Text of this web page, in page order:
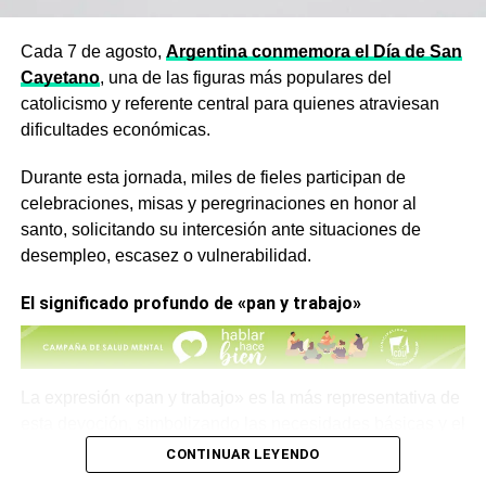
Cada 7 de agosto, Argentina conmemora el Día de San
Cayetano, una de las figuras más populares del
catolicismo y referente central para quienes atraviesan
dificultades económicas.
Durante esta jornada, miles de fieles participan de
celebraciones, misas y peregrinaciones en honor al
santo, solicitando su intercesión ante situaciones de
desempleo, escasez o vulnerabilidad.
El significado profundo de «pan y trabajo»
esfuerzo personal para obtener recursos.
CONTINUAR LEYENDO